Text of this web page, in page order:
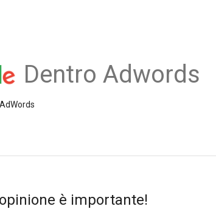
Dentro Adwords
è importante!